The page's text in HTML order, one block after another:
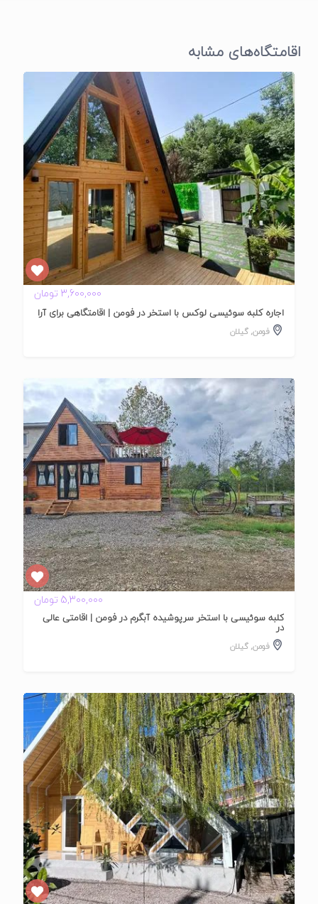
اقامتگاه‌های مشابه
3,600,000 تومان
اجاره کلبه سوئیسی لوکس با استخر در فومن | اقامتگاهی برای آرا
فومن, گیلان
5,300,000 تومان
کلبه سوئیسی با استخر سرپوشیده آبگرم در فومن | اقامتی عالی
در
فومن, گیلان